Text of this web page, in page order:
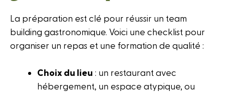
La préparation est clé pour réussir un team
building gastronomique. Voici une checklist pour
organiser un repas et une formation de qualité :
Choix du lieu : un restaurant avec
hébergement, un espace atypique, ou